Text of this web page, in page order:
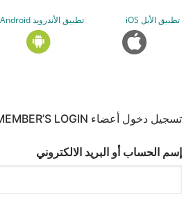
تطبيق الأبل iOS تطبيق الأندرويد Android
تسجيل دخول أعضاء MEMBER’S LOGIN
إسم الحساب أو البريد الالكتروني